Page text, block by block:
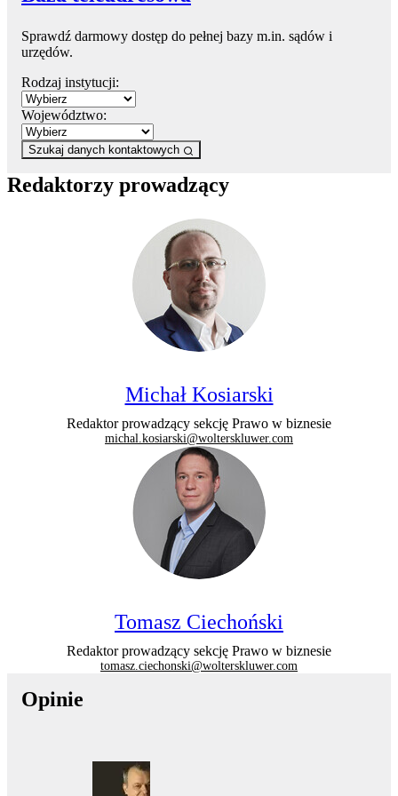
Sprawdź darmowy dostęp do pełnej bazy m.in. sądów i
urzędów.
Rodzaj instytucji:
Województwo:
Szukaj danych kontaktowych
Redaktorzy prowadzący
Michał Kosiarski
Redaktor prowadzący sekcję Prawo w biznesie
michal.kosiarski@wolterskluwer.com
Tomasz Ciechoński
Redaktor prowadzący sekcję Prawo w biznesie
tomasz.ciechonski@wolterskluwer.com
Opinie